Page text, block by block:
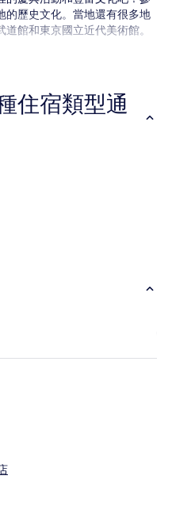
的歷史文化。當地還有很多地
館和東京國立近代美術館。
公里 (10.1 英里)
住宿類型通